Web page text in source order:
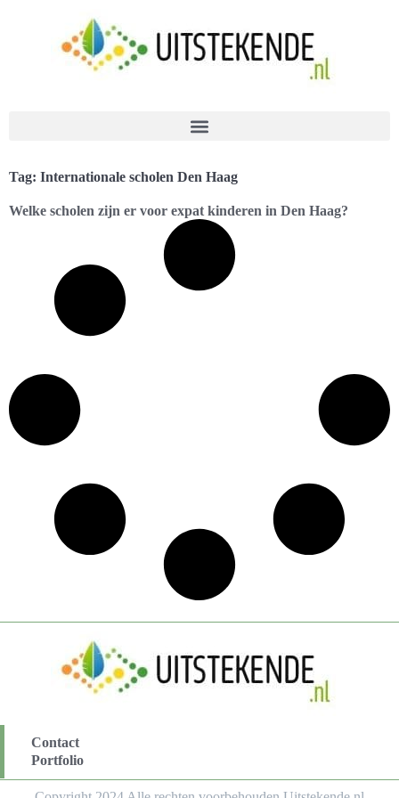
Tag: Internationale scholen Den Haag
Welke scholen zijn er voor expat kinderen in Den Haag?
Contact
Portfolio